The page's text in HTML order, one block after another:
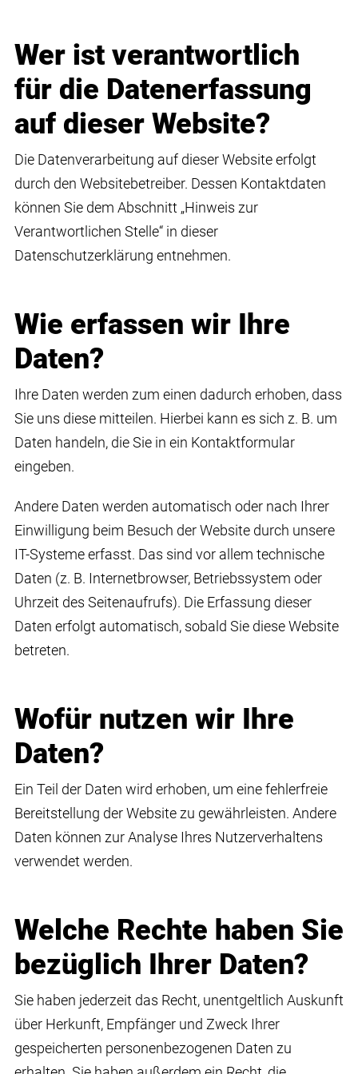
Wer ist verantwortlich
für die Datenerfassung
auf dieser Website?
Die Datenverarbeitung auf dieser Website erfolgt
durch den Websitebetreiber. Dessen Kontaktdaten
können Sie dem Abschnitt „Hinweis zur
Verantwortlichen Stelle“ in dieser
Datenschutzerklärung entnehmen.
Wie erfassen wir Ihre
Daten?
Ihre Daten werden zum einen dadurch erhoben, dass
Sie uns diese mitteilen. Hierbei kann es sich z. B. um
Daten handeln, die Sie in ein Kontaktformular
eingeben.
Andere Daten werden automatisch oder nach Ihrer
Einwilligung beim Besuch der Website durch unsere
IT-Systeme erfasst. Das sind vor allem technische
Daten (z. B. Internetbrowser, Betriebssystem oder
Uhrzeit des Seitenaufrufs). Die Erfassung dieser
Daten erfolgt automatisch, sobald Sie diese Website
betreten.
Wofür nutzen wir Ihre
Daten?
Ein Teil der Daten wird erhoben, um eine fehlerfreie
Bereitstellung der Website zu gewährleisten. Andere
Daten können zur Analyse Ihres Nutzerverhaltens
verwendet werden.
Welche Rechte haben Sie
bezüglich Ihrer Daten?
Sie haben jederzeit das Recht, unentgeltlich Auskunft
über Herkunft, Empfänger und Zweck Ihrer
gespeicherten personenbezogenen Daten zu